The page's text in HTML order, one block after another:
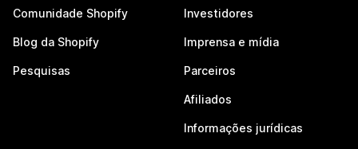
Comunidade Shopify
Blog da Shopify
Pesquisas
Investidores
Imprensa e mídia
Parceiros
Afiliados
Informações jurídicas